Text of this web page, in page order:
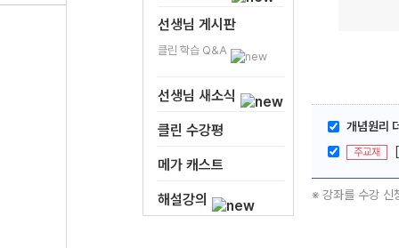
선생님 게시판
클린 학습 Q&A
선생님 새소식
클린 수강평
메가 캐스트
해설강의
개념원리
주교재
※ 강좌를 수강 신